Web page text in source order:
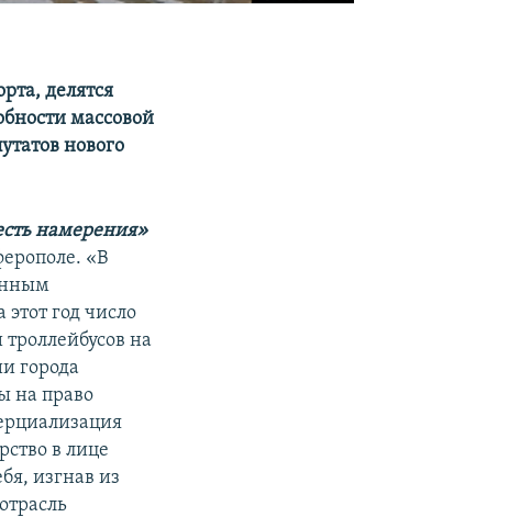
делятся
массовой
нового
намерения»
«В
год число
на
города
на право
в лице
изгнав из